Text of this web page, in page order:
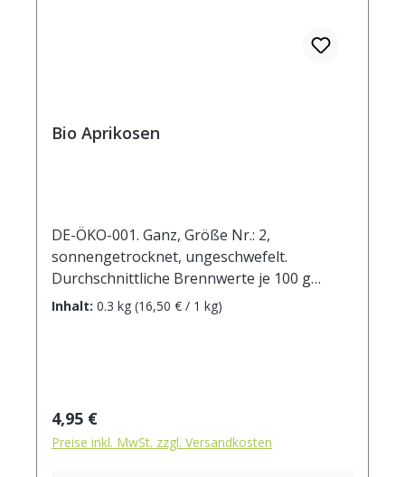
Bio Aprikosen
DE-ÖKO-001. Ganz, Größe Nr.: 2,
sonnengetrocknet, ungeschwefelt.
Durchschnittliche Brennwerte je 100 g
Brennwert 1019 kJ / 240 kcal Fett 0,5 g
Inhalt: 0.3 kg (16,50 € / 1 kg)
Regulärer Preis:
4,95 €
Preise inkl. MwSt. zzgl. Versandkosten